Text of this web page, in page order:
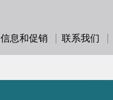
信息和促销 联系我们